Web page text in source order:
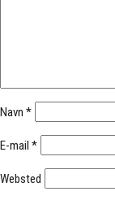
Navn *
E-mail *
Websted